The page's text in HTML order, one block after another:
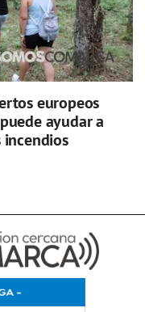
europeos
ayudar a